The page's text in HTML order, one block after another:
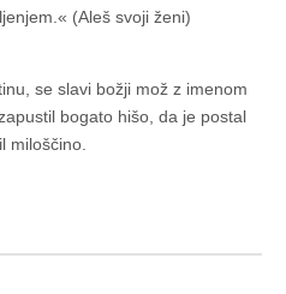
(Aleš svoji ženi)
se slavi božji mož z imenom
bogato hišo, da je postal
miloščino.